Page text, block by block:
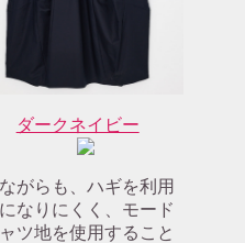
ダークネイビー
がらも、ハギを利用
なりにくく、モード
ツ地を使用すること